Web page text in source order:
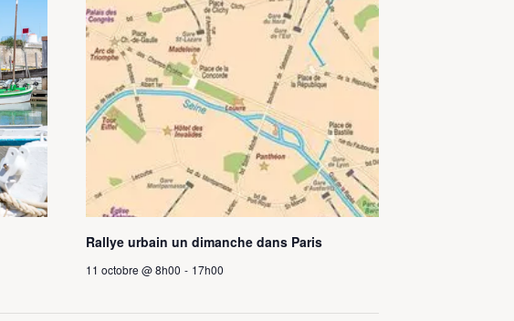
Rallye urbain un dimanche dans Paris
11 octobre @ 8h00 - 17h00